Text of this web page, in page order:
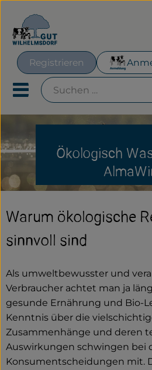
Registrieren
Mobiles
Geplante Kisten
Frisches für´s Büro
Neues & Aktionen
Obst & Gemüse
Frisches
Bäckerei
Getränke
Ökologisch
Warum ökologische
sinnvoll sind
Als umweltbewusster und
Verbraucher achtet man ja
gesunde Ernährung und Bio-
Kenntnis über die
Zusammenhänge und deren
Auswirkungen schwingen bei
Konsumentscheidungen mit.